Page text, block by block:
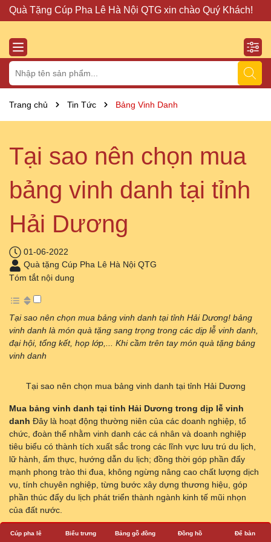
Quà Tặng Cúp Pha Lê Hà Nội QTG xin chào Quý Khách!
Trang chủ Tin Tức Bảng Vinh Danh
Tại sao nên chọn mua
bảng vinh danh tại tỉnh
Hải Dương
01-06-2022
Quà tặng Cúp Pha Lê Hà Nội QTG
Tóm tắt nội dung
Tại sao nên chọn mua bảng vinh danh tại tỉnh Hải Dương! bảng
vinh danh là món quà tặng sang trọng trong các dịp lễ vinh danh,
đại hội, tổng kết, họp lớp,... Khi cầm trên tay món quà tặng bảng
vinh danh
Tại sao nên chọn mua bảng vinh danh tại tỉnh Hải Dương
Mua bảng vinh danh tại tỉnh Hải Dương trong dịp lễ vinh
danh Đây là hoạt động thường niên của các doanh nghiệp, tổ
chức, đoàn thể nhằm vinh danh các cá nhân và doanh nghiệp
tiêu biểu có thành tích xuất sắc trong các lĩnh vực lưu trú du lịch,
lữ hành, ẩm thực, hướng dẫn du lịch; đồng thời góp phần đẩy
mạnh phong trào thi đua, không ngừng nâng cao chất lượng dịch
vụ, tính chuyên nghiệp, từng bước xây dựng thương hiệu, góp
phần thúc đẩy du lịch phát triển thành ngành kinh tế mũi nhọn
của đất nước.
Cúp pha lê Biểu trưng Bảng gỗ đồng Đồng hồ Để bàn